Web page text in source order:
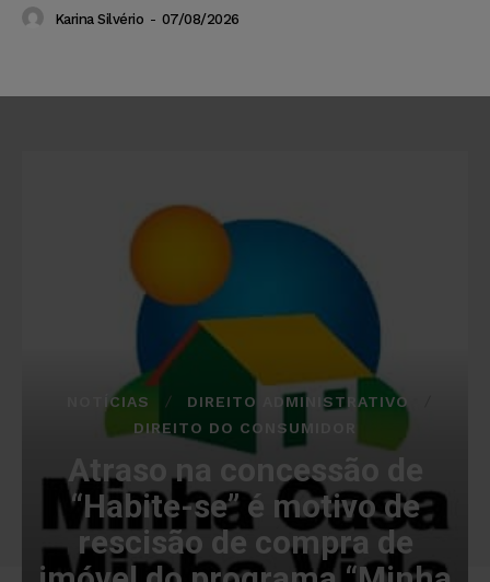
Karina Silvério - 07/08/2026